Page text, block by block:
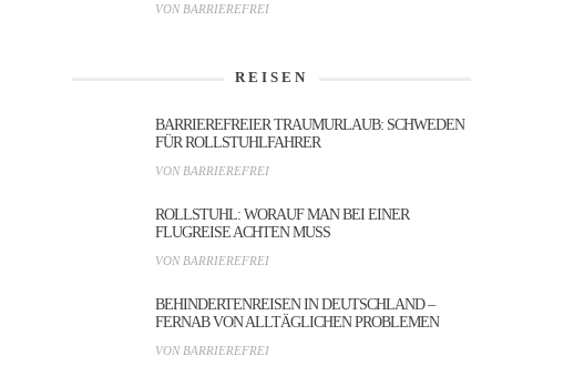
VON BARRIEREFREI
REISEN
BARRIEREFREIER TRAUMURLAUB: SCHWEDEN
FÜR ROLLSTUHLFAHRER
VON BARRIEREFREI
ROLLSTUHL: WORAUF MAN BEI EINER
FLUGREISE ACHTEN MUSS
VON BARRIEREFREI
BEHINDERTENREISEN IN DEUTSCHLAND –
FERNAB VON ALLTÄGLICHEN PROBLEMEN
VON BARRIEREFREI